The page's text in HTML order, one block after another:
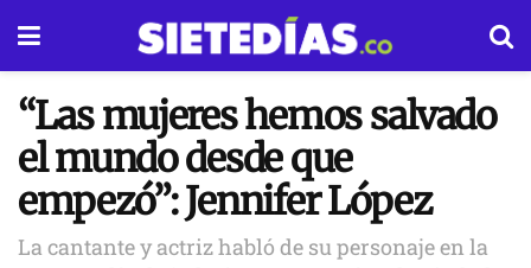
“Las mujeres hemos salvado
el mundo desde que
empezó”: Jennifer López
La cantante y actriz habló de su personaje en la